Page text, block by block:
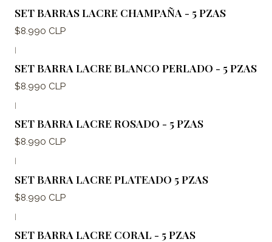
SET BARRAS LACRE CHAMPAÑA - 5 PZAS
$8.990 CLP
|
SET BARRA LACRE BLANCO PERLADO - 5 PZAS
$8.990 CLP
SET BARRA LACRE ROSADO - 5 PZAS
$8.990 CLP
SET BARRA LACRE PLATEADO 5 PZAS
$8.990 CLP
|
SET BARRA LACRE CORAL - 5 PZAS